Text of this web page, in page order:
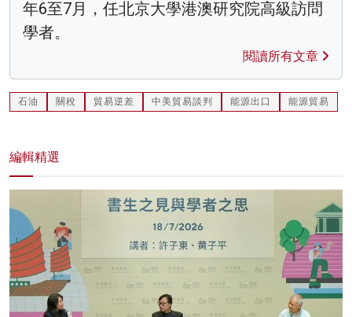
年6至7月，任北京大學港澳研究院高級訪問
學者。
閱讀所有文章
石油 關稅 貿易逆差 中美貿易談判 能源出口 能源貿易
編輯精選